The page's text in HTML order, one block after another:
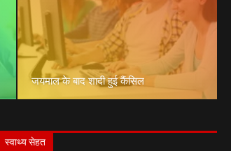
जयमाल के बाद शादी हुई कैंसिल
स्वाथ्य सेहत